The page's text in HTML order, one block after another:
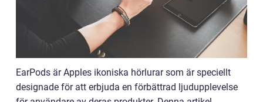
EarPods är Apples ikoniska hörlurar som är speciellt
designade för att erbjuda en förbättrad ljudupplevelse